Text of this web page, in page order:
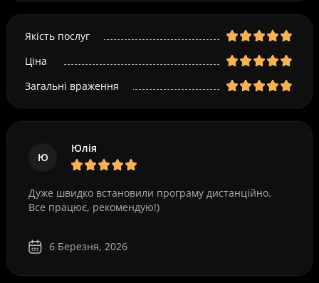
Якість послуг
Ціна
Загальні враження
Ю
Юлія
Дуже швидко встановили програму дистанційно.
Все працює, рекомендую!)
6 Березня, 2026